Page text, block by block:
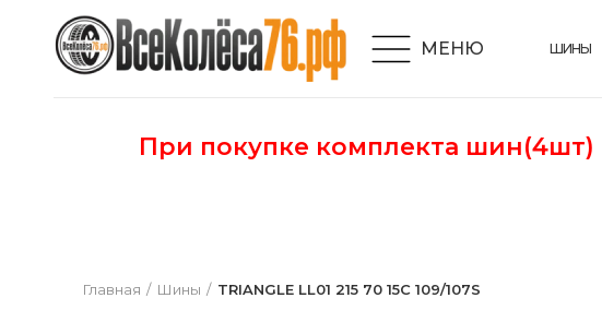
МЕНЮ ШИНЫ
При покупке комплекта шин(4шт)
Главная Шины TRIANGLE LL01 215 70 15C 109/107S